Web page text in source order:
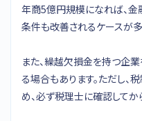
年商5億円規模になれば、金
条件も改善されるケースが多
また、繰越欠損金を持つ企
る場合もあります。ただし
め、必ず税理士に確認してか